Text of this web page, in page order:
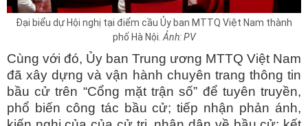
Đại biểu dự Hội nghị tại điểm cầu Ủy ban MTTQ Việt Nam thành
phố Hà Nội. Ảnh: PV
Cùng với đó, Ủy ban Trung ương MTTQ Việt Nam
đã xây dựng và vận hành chuyên trang thông tin
bầu cử trên “Cổng mặt trận số” để tuyên truyền,
phổ biến công tác bầu cử; tiếp nhận phản ánh,